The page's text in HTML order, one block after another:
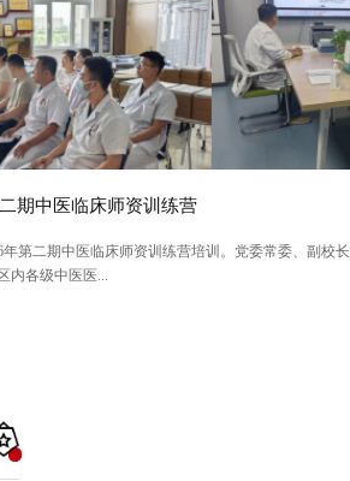
工会开展素质拓展活动
职工文化生活，增强团队凝聚力与向心力，营造和谐
会组织教职工在吴忠市韦...